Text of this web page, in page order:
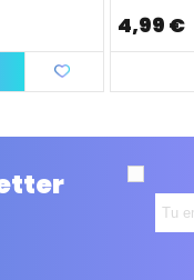
4,99 €